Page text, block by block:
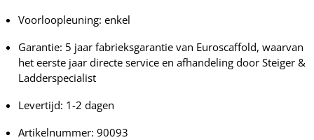
Voorloopleuning: enkel
Garantie: 5 jaar fabrieksgarantie van Euroscaffold, waarvan
het eerste jaar directe service en afhandeling door Steiger &
Ladderspecialist
Levertijd: 1-2 dagen
Artikelnummer: 90093